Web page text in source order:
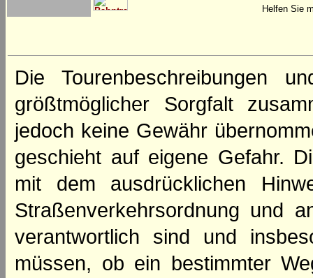
Helfen Sie
Die Tourenbeschreibungen
größtmöglicher Sorgfalt
jedoch keine Gewähr
geschieht auf eigene Gefahr.
mit dem ausdrücklichen
Straßenverkehrsordnung und
verantwortlich sind und
müssen, ob ein bestimmter